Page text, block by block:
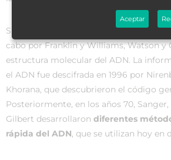
Sin embargo, a partir de los estudios
cabo por Franklin y Williams, Watson y
estructura molecular del ADN. La
el ADN fue descifrada en 1996 por
Khorana, que descubrieron el código
Posteriormente, en los años 70,
Gilbert desarrollaron diferentes
rápida del ADN, que se utilizan hoy en
Aceptar